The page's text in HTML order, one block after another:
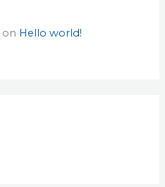
on Hello world!